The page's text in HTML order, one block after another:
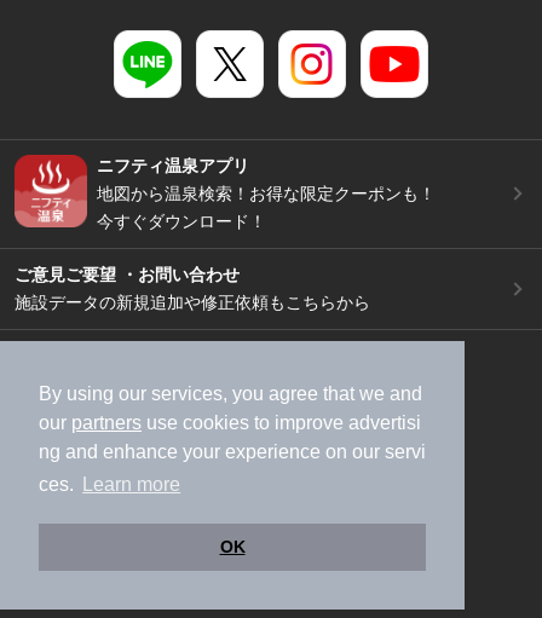
By using our services, you agree that we and
our partners use cookies to improve advertisi
ng and enhance your experience on our servi
ces.
Learn more
OK
ニフティ温泉アプリ
地図から温泉検索！お得な限定クーポンも！
今すぐダウンロード！
ご意見ご要望 ・お問い合わせ
施設データの新規追加や修正依頼もこちらから
加盟店募集（資料請求）
広告出稿のご案内
利用規約
ライフスタイルMEMBERS+規約
特定商取引法に基づく表記
ヘルプ
採用情報
運営会社